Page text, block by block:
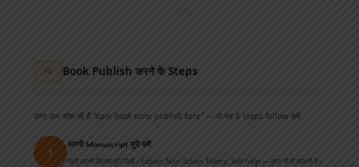
04 Book Publish करने के Steps
अगर आप सोच रहे हैं “apni book kaise publish kare”— तो यह 8 steps follow करें:
1
अपनी Manuscript पूरी करें
पहले अपनी किताब पूरी लिखें। Fiction, Non-fiction, Poetry, Self-help — कुछ भी हो सकती है।